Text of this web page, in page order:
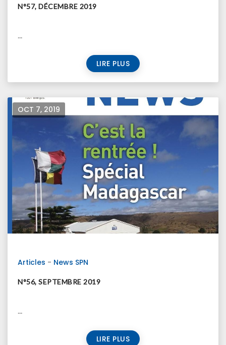
N°57, DÉCEMBRE 2019
...
LIRE PLUS
OCT 7, 2019
Articles - News SPN
N°56, SEPTEMBRE 2019
...
LIRE PLUS